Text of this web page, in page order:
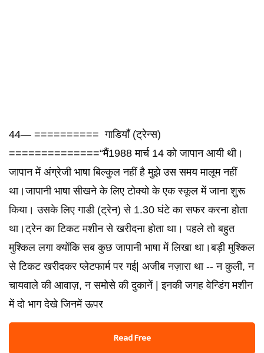
44— ========== गाडियाँ (ट्रेन्स)
==============“मैं1988 मार्च 14 को जापान आयी थी।
जापान में अंग्रेजी भाषा बिल्कुल नहीं है मुझे उस समय मालूम नहीं
था।जापानी भाषा सीखने के लिए टोक्यो के एक स्कूल में जाना शुरू
किया। उसके लिए गाडी (ट्रेन) से 1.30 घंटे का सफर करना होता
था।ट्रेन का टिकट मशीन से खरीदना होता था। पहले तो बहुत
मुश्किल लगा क्योंकि सब कुछ जापानी भाषा में लिखा था।बड़ी मुश्किल
से टिकट खरीदकर प्लेटफार्म पर गई| अजीब नज़ारा था -- न कुली, न
चायवाले की आवाज़, न समोसे की दुकानें | इनकी जगह वेन्डिंग मशीन
में दो भाग देखे जिनमें ऊपर
Read Free